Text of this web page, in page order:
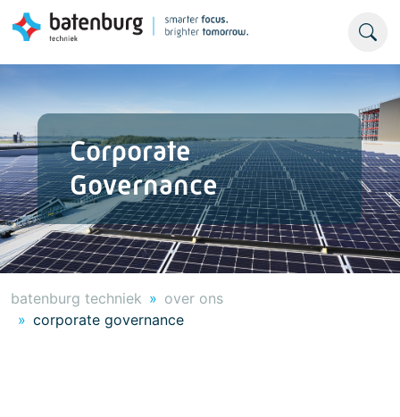
Corporate
Governance
batenburg techniek
over ons
corporate governance